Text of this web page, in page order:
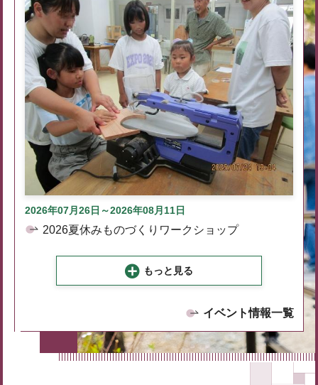
2026年07月26日～2026年08月11日
2026夏休みものづくりワークショップ
もっと見る
イベント情報一覧